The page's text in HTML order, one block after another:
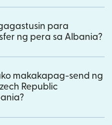
para
ng pera sa Albania?
makakapag-send ng
Republic